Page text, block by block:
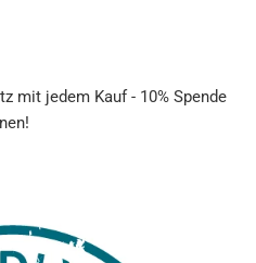
mit jedem Kauf - 10% Spende